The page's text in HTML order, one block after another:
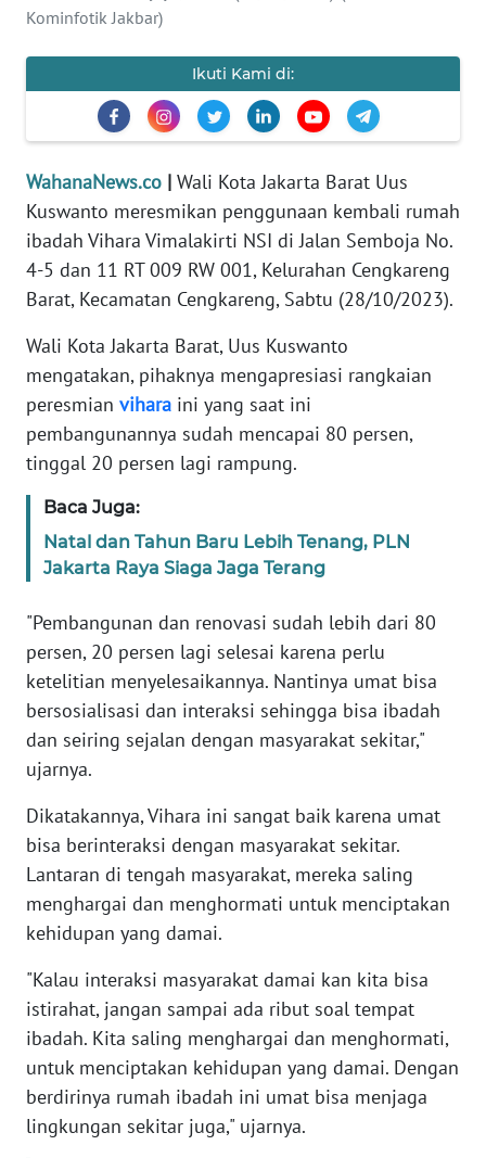
Kominfotik Jakbar)
Ikuti Kami di:
WahanaNews.co | Wali Kota Jakarta Barat Uus
Kuswanto meresmikan penggunaan kembali rumah
ibadah Vihara Vimalakirti NSI di Jalan Semboja No.
4-5 dan 11 RT 009 RW 001, Kelurahan Cengkareng
Barat, Kecamatan Cengkareng, Sabtu (28/10/2023).
Wali Kota Jakarta Barat, Uus Kuswanto
mengatakan, pihaknya mengapresiasi rangkaian
peresmian vihara ini yang saat ini
pembangunannya sudah mencapai 80 persen,
tinggal 20 persen lagi rampung.
Baca Juga:
Natal dan Tahun Baru Lebih Tenang, PLN
Jakarta Raya Siaga Jaga Terang
"Pembangunan dan renovasi sudah lebih dari 80
persen, 20 persen lagi selesai karena perlu
ketelitian menyelesaikannya. Nantinya umat bisa
bersosialisasi dan interaksi sehingga bisa ibadah
dan seiring sejalan dengan masyarakat sekitar,"
ujarnya.
Dikatakannya, Vihara ini sangat baik karena umat
bisa berinteraksi dengan masyarakat sekitar.
Lantaran di tengah masyarakat, mereka saling
menghargai dan menghormati untuk menciptakan
kehidupan yang damai.
"Kalau interaksi masyarakat damai kan kita bisa
istirahat, jangan sampai ada ribut soal tempat
ibadah. Kita saling menghargai dan menghormati,
untuk menciptakan kehidupan yang damai. Dengan
berdirinya rumah ibadah ini umat bisa menjaga
lingkungan sekitar juga," ujarnya.
OLAHRAGA
EDITORIAL
Informasi
INDEKS
BERITA
KAMI
INFO
IKLAN
TENTANG
KAMI
PEDOMAN
REDAKSI
KARIR
DISCLAIMER
Wahana
News
Regional
WN
WN
JAKARTA
WN
JABAR